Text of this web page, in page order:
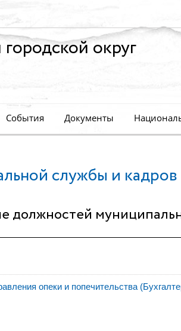
округ
События Документы
службы и кадров
должностей
опеки и попечительства